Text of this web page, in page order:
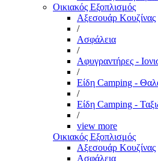
Οικιακός Εξοπλισμός
Αξεσουάρ Κουζίνας
/
Ασφάλεια
/
Αφυγραντήρες -
/
Είδη Camping -
/
Είδη Camping -
/
view more
Οικιακός Εξοπλισμός
Αξεσουάρ Κουζίνας
Ασφάλεια